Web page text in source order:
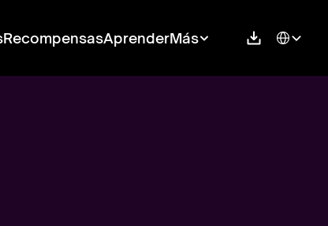
RecompensasAprenderMás Select